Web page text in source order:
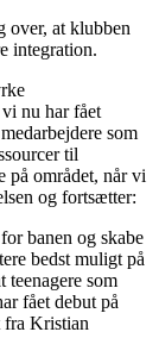
over, at klubben
integration.
nu har fået
som
til
på området, når vi
og fortsætter:
banen og skabe
bedst muligt på
teenagere som
fået debut på
fra Kristian